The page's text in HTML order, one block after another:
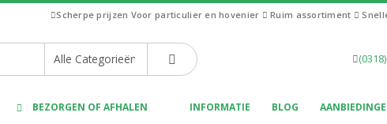
Scherpe prijzen Voor particulier en hovenier Ruim assortiment
BEZORGEN OF AFHALEN INFORMATIE BLOG